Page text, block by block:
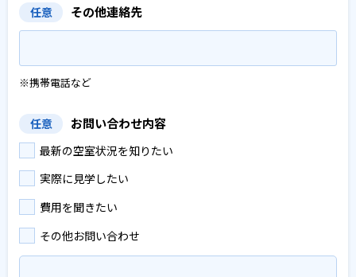
任意 その他連絡先
※携帯電話など
任意 お問い合わせ内容
最新の空室状況を知りたい
実際に見学したい
費用を聞きたい
その他お問い合わせ